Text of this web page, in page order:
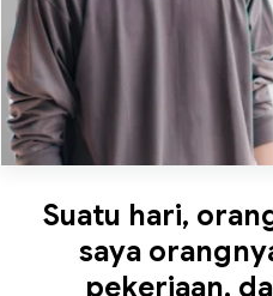
Suatu hari,
saya
pekerjaan,